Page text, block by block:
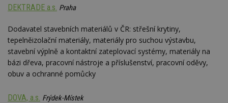
DEKTRADE a.s. Praha
Dodavatel stavebních materiálů v ČR: střešní krytiny,
tepelněizolační materiály, materiály pro suchou výstavbu,
stavební výplně a kontaktní zateplovací systémy, materiály na
bázi dřeva, pracovní nástroje a příslušenství, pracovní oděvy,
obuv a ochranné pomůcky
DOVA, a.s. Frýdek-Místek